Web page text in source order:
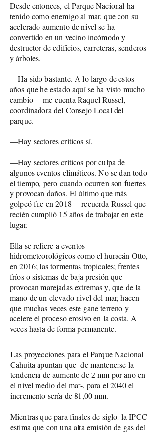
Desde entonces, el Parque Nacional ha
tenido como enemigo al mar, que con su
acelerado aumento de nivel se ha
convertido en un vecino incómodo y
destructor de edificios, carreteras, senderos
y árboles.
—Ha sido bastante. A lo largo de estos
años que he estado aquí se ha visto mucho
cambio— me cuenta Raquel Russel,
coordinadora del Consejo Local del
parque.
—Hay sectores críticos sí.
—Hay sectores críticos por culpa de
algunos eventos climáticos. No se dan todo
el tiempo, pero cuando ocurren son fuertes
y provocan daños. El último que más
golpeó fue en 2018— recuerda Russel que
recién cumplió 15 años de trabajar en este
lugar.
Ella se refiere a eventos
hidrometeorológicos como el huracán Otto,
en 2016; las tormentas tropicales; frentes
fríos o sistemas de baja presión que
provocan marejadas extremas y, que de la
mano de un elevado nivel del mar, hacen
que muchas veces este gane terreno y
acelere el proceso erosivo en la costa. A
veces hasta de forma permanente.
Las proyecciones para el Parque Nacional
Cahuita apuntan que -de mantenerse la
tendencia de aumento de 2 mm por año en
el nivel medio del mar-, para el 2040 el
incremento sería de 81,00 mm.
Mientras que para finales de siglo, la IPCC
estima que con una alta emisión de gas del